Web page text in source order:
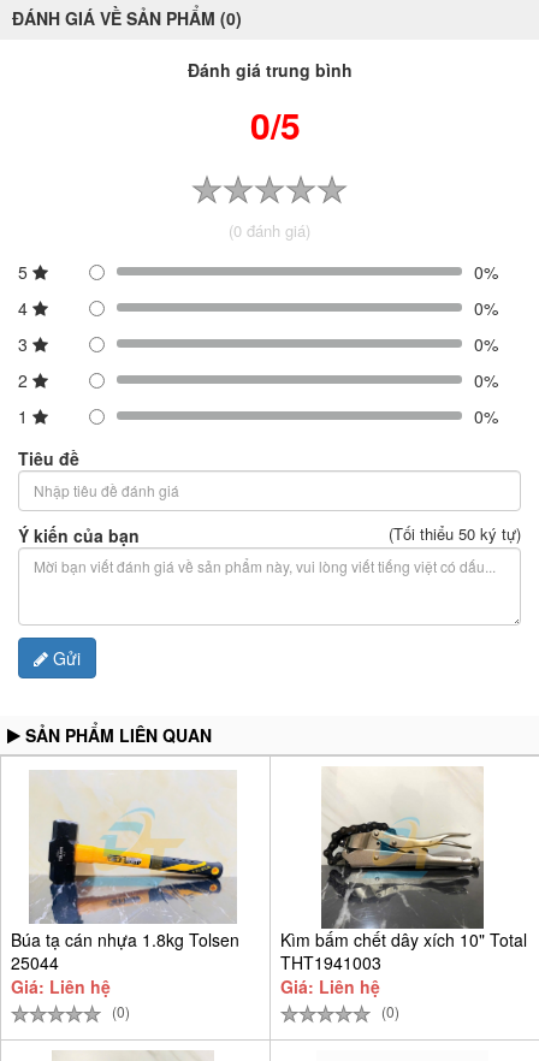
ĐÁNH GIÁ VỀ SẢN PHẨM (0)
Đánh giá trung bình
0/5
(0 đánh giá)
5
0%
4
0%
3
0%
2
0%
1
0%
Tiêu đề
Ý kiến của bạn (Tối thiểu 50 ký tự)
Gửi
SẢN PHẨM LIÊN QUAN
Búa tạ cán nhựa 1.8kg Tolsen
25044
Giá: Liên hệ
(0)
Kìm bấm chết dây xích 10" Total
THT1941003
Giá: Liên hệ
(0)